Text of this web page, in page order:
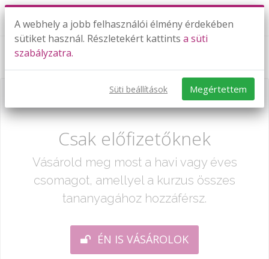
Másodfokú egyenletek gyakorlása
Már csak egy lépés:
Csak előfizetőknek
Vásárold meg most a havi vagy éves
csomagot, amellyel a kurzus összes
tananyagához hozzáférsz.
ÉN IS VÁSÁROLOK
A webhely a jobb felhasználói élmény érdekében
sütiket használ. Részletekért kattints a süti
szabályzatra.
Süti beállítások Megértettem